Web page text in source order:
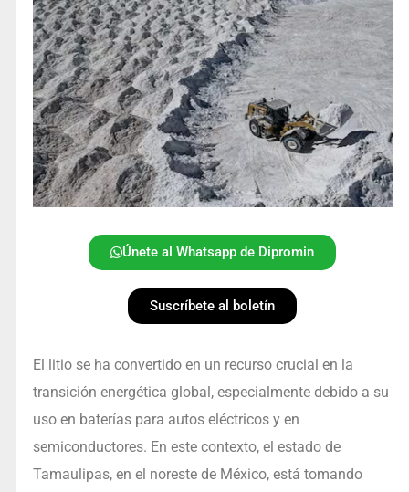
Únete al Whatsapp de Dipromin
Suscríbete al boletín
El litio se ha convertido en un recurso crucial en la
transición energética global, especialmente debido a su
uso en baterías para autos eléctricos y en
semiconductores. En este contexto, el estado de
Tamaulipas, en el noreste de México, está tomando